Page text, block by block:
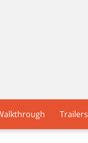
Trailers